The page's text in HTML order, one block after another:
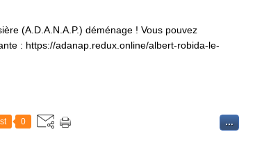
(A.D.A.N.A.P.) déménage ! Vous pouvez
: https://adanap.redux.online/albert-robida-le-
0 …